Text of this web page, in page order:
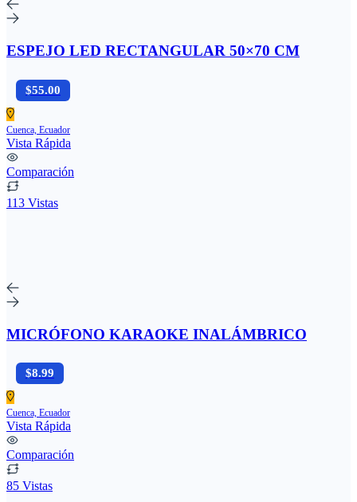
ESPEJO LED RECTANGULAR 50×70 CM
$55.00
Cuenca, Ecuador
Vista Rápida
Comparación
113 Vistas
MICRÓFONO KARAOKE INALÁMBRICO
$8.99
Cuenca, Ecuador
Vista Rápida
Comparación
85 Vistas